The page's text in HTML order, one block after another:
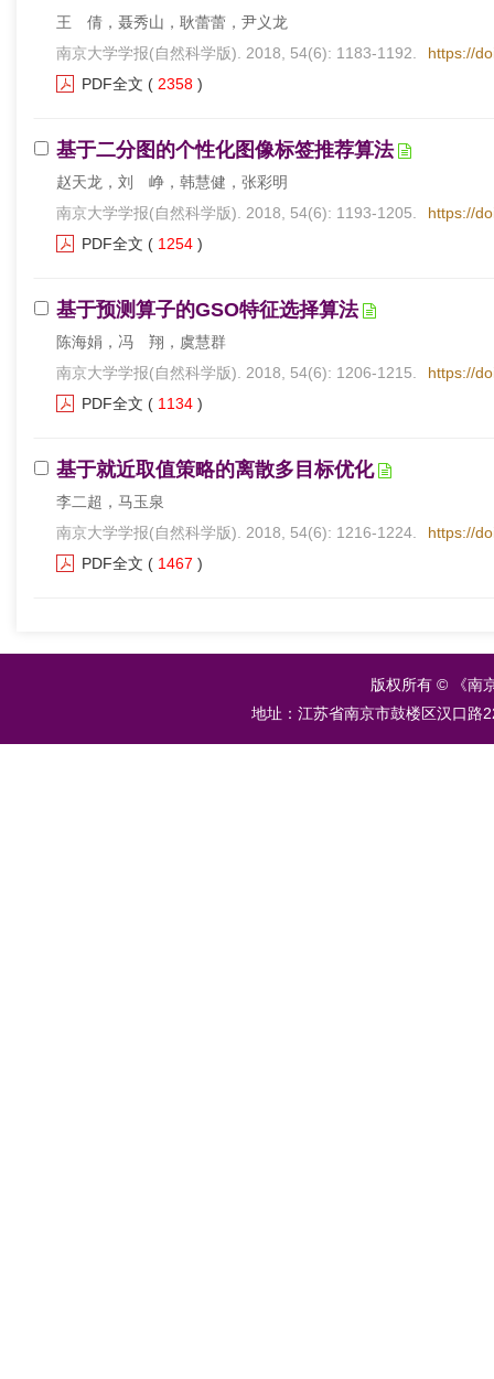
王 倩，聂秀山，耿蕾蕾，尹义龙
南京大学学报(自然科学版). 2018, 54(6): 1183-1192.
https://
PDF全文 ( 2358 )
基于二分图的个性化图像标签推荐算法
赵天龙，刘 峥，韩慧健，张彩明
南京大学学报(自然科学版). 2018, 54(6): 1193-1205.
https://
PDF全文 ( 1254 )
基于预测算子的GSO特征选择算法
陈海娟，冯 翔，虞慧群
南京大学学报(自然科学版). 2018, 54(6): 1206-1215.
https://
PDF全文 ( 1134 )
基于就近取值策略的离散多目标优化
李二超，马玉泉
南京大学学报(自然科学版). 2018, 54(6): 1216-1224.
https://
PDF全文 ( 1467 )
版权所有 © 《南
地址：江苏省南京市鼓楼区汉口